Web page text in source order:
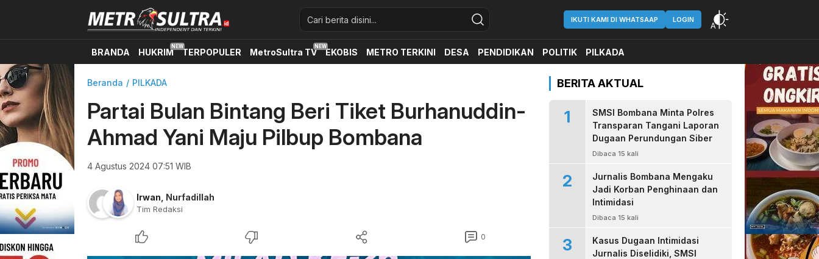
IKUTI KAMI DI WHATSAAP LOGIN
BRANDA HUKRIM TERPOPULER MetroSultra TV EKOBIS METRO TERKINI DESA PENDIDIKAN POLITIK PILKADA
Beranda PILKADA
Partai Bulan Bintang Beri Tiket Burhanuddin-
Ahmad Yani Maju Pilbup Bombana
4 Agustus 2024 07:51 WIB
Irwan Nurfadillah
Tim Redaksi
0
BERITA AKTUAL
1
SMSI Bombana Minta Polres
Transparan Tangani Laporan
Dugaan Perundungan Siber
Dibaca 15 kali
2
Jurnalis Bombana Mengaku
Jadi Korban Penghinaan dan
Intimidasi
Dibaca 15 kali
3
Kasus Dugaan Intimidasi
Jurnalis Diselidiki, SMSI